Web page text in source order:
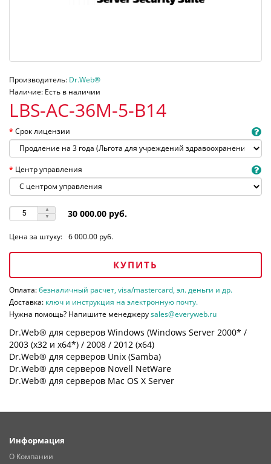
Производитель: Dr.Web®
Наличие: Есть в наличии
LBS-AC-36M-5-B14
Срок лицензии
Центр управления
30 000.00 руб.
Цена за штуку: 6 000.00 руб.
КУПИТЬ
Оплата:безналичный расчет, visa/mastercard, эл. деньги и др.
Доставка: ключ и инструкция на электронную почту.
Нужна помощь? Напишите менеджеруsales@everyweb.ru
Dr.Web® для серверов Windows (Windows Server 2000* /
2003 (х32 и х64*) / 2008 / 2012 (х64)
Dr.Web® для серверов Unix (Samba)
Dr.Web® для серверов Novell NetWare
Dr.Web® для серверов Mac OS X Server
Информация
О Компании